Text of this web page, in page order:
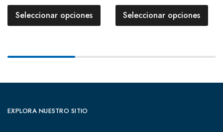
Seleccionar opciones Seleccionar opciones
EXPLORA NUESTRO SITIO